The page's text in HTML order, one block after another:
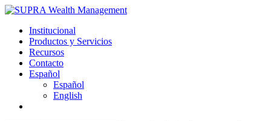
Skip
main
content
Menu
Institucional
Productos y Servicios
Recursos
Contacto
Español
Español
English